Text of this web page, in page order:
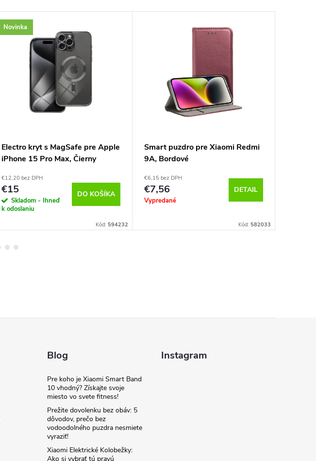
Novinka
Electro kryt s MagSafe pre Apple
iPhone 15 Pro Max, Čierny
€12,20 bez DPH
€15
Skladom - Ihneď
k odoslaniu
DO KOŠÍKA
Kód: 594232
Smart puzdro pre Xiaomi Redmi
9A, Bordové
€6,15 bez DPH
€7,56
Vypredané
DETAIL
Kód: 582033
Blog
Pre koho je Xiaomi Smart Band
10 vhodný? Získajte svoje
miesto vo svete fitness!
Prežite dovolenku bez obáv: 5
dôvodov, prečo bez
vodoodolného puzdra nesmiete
vyraziť!
Xiaomi Elektrické Kolobežky:
Ako si vybrať tú pravú
Instagram